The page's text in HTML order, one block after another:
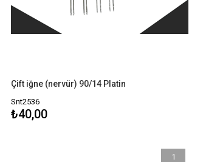
Çift iğne (nervür) 90/14 Platin
Snt2536
₺40,00
1